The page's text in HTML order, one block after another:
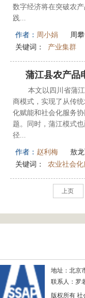
数字经济将在突破农
践...
作者： 周小娟
周
关键词：
产业集群
蒲江县农产品
本文以四川省蒲
商模式，实现了从传
化赋能和社会化服务
题。同时，蒲江模式
径...
作者： 赵利梅
敖
关键词：
农业社会化
上页
地址：北京
联系人：罗
版权所有 社